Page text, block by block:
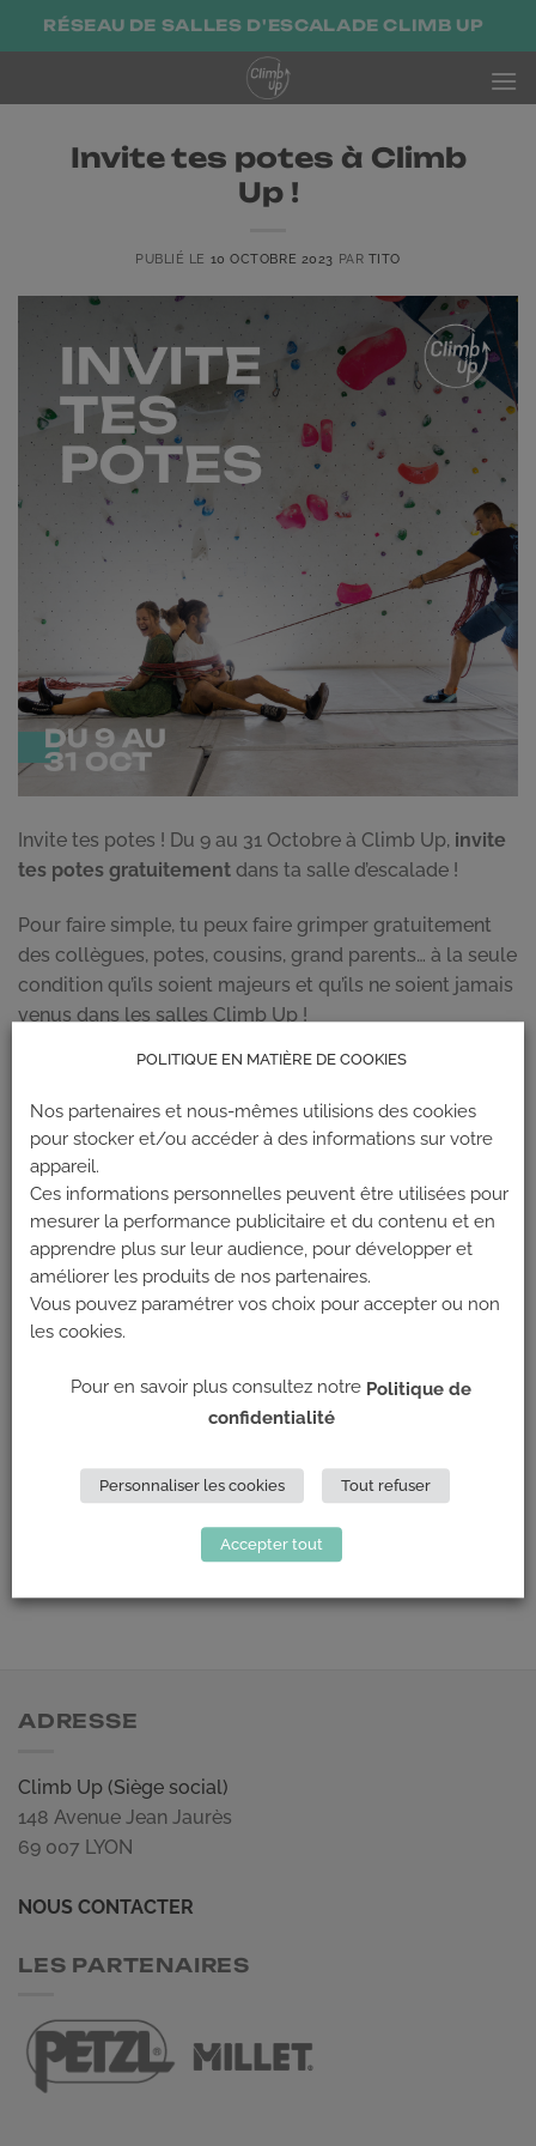
PasserRÉSEAU DE SALLES D'ESCALADE CLIMB UP
Invite tes potes à Climb
Up !
PUBLIÉ LE 10 OCTOBRE 2023 PAR TITO
Invite tes potes ! Du 9 au 31 Octobre à Climb Up, invite
tes potes gratuitement dans ta salle d’escalade !
Pour faire simple, tu peux faire grimper gratuitement
des collègues, potes, cousins, grand parents… à la seule
condition qu’ils soient majeurs et qu’ils ne soient jamais
venus dans les salles Climb Up !
L’entrée du jour sera offerte au parrain et au parrainé !
On vous prévoit également des avantages directement
à l’accueil pour vous remercier de faire découvrir la
salle.
Il est possible de faire venir autant de nouveaux que
vous le souhaitez, et ce jusqu’à fin Octobre !
Pour en profiter, présentez votre sms ou email reçus à
A très vite ! L’équipe Climb Up.
#climbup #grimperensemble
ADRESSE
Climb Up (Siège social)
148 Avenue Jean Jaurès
69 007 LYON
NOUS CONTACTER
LES PARTENAIRES
POLITIQUE EN MATIÈRE DE COOKIES
Nos partenaires et nous-mêmes utilisions des cookies
pour stocker et/ou accéder à des informations sur votre
appareil.
Ces informations personnelles peuvent être utilisées pour
mesurer la performance publicitaire et du contenu et en
apprendre plus sur leur audience, pour développer et
améliorer les produits de nos partenaires.
Vous pouvez paramétrer vos choix pour accepter ou non
les cookies.
Pour en savoir plus consultez notre Politique de
confidentialité
Personnaliser les cookies Tout refuser
Accepter tout